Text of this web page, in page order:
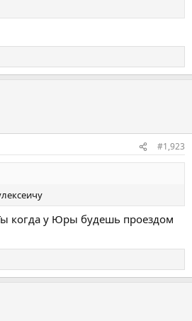
#1,923
когда у Юры будешь проездом